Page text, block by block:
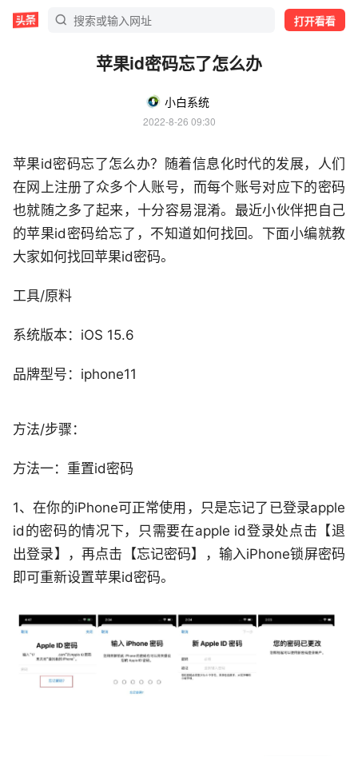
打开看看
苹果id密码忘了怎么办
小白系统
2022-8-26 09:30
苹果id密码忘了怎么办？随着信息化时代的发展，人们
在网上注册了众多个人账号，而每个账号对应下的密码
也就随之多了起来，十分容易混淆。最近小伙伴把自己
的苹果id密码给忘了，不知道如何找回。下面小编就教
大家如何找回苹果id密码。
工具/原料
系统版本：iOS 15.6
品牌型号：iphone11
方法/步骤：
方法一：重置id密码
1、在你的iPhone可正常使用，只是忘记了已登录apple
id的密码的情况下，只需要在apple id登录处点击【退
出登录】，再点击【忘记密码】，输入iPhone锁屏密码
即可重新设置苹果id密码。